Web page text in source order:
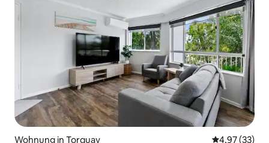
Wohnung in Torquay
4,97 (33)